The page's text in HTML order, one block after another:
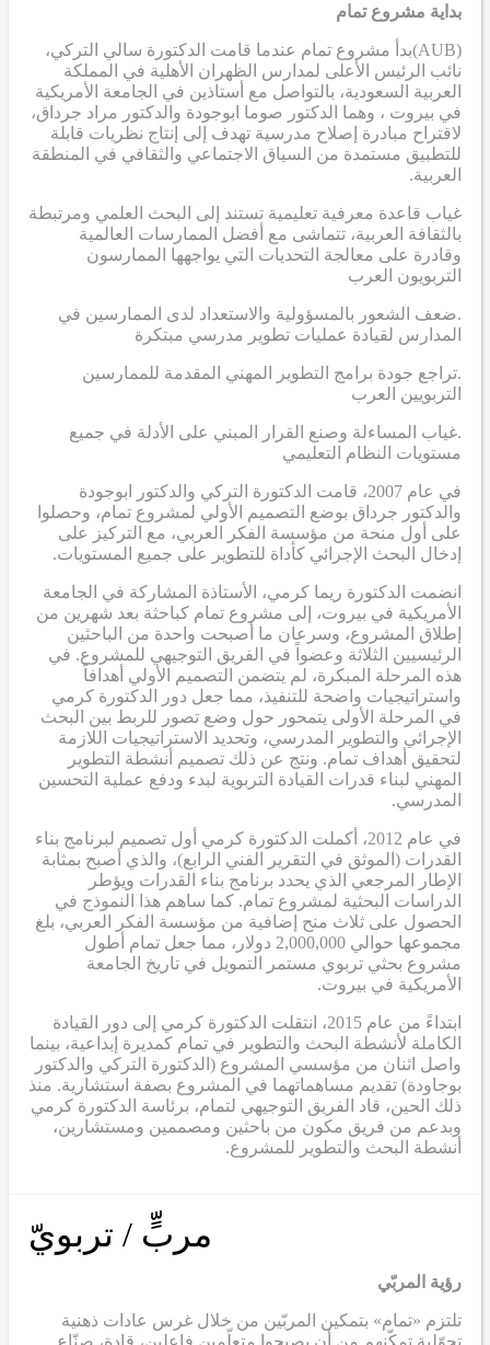
بداية مشروع تمام
(AUB)
بدأ مشروع تمام عندما قامت الدكتورة سالي التركي،
نائب الرئيس الأعلى لمدارس الظهران الأهلية في المملكة
العربية السعودية، بالتواصل مع أستاذين في الجامعة الأمريكية
في بيروت ، وهما الدكتور صوما ابوجودة والدكتور مراد جرداق،
لاقتراح مبادرة إصلاح مدرسية تهدف إلى إنتاج نظريات قابلة
للتطبيق مستمدة من السياق الاجتماعي والثقافي في المنطقة
العربية.
غياب قاعدة معرفية تعليمية تستند إلى البحث العلمي ومرتبطة
بالثقافة العربية، تتماشى مع أفضل الممارسات العالمية
وقادرة على معالجة التحديات التي يواجهها الممارسون
التربويون العرب
.ضعف الشعور بالمسؤولية والاستعداد لدى الممارسين في
المدارس لقيادة عمليات تطوير مدرسي مبتكرة
.تراجع جودة برامج التطوير المهني المقدمة للممارسين
التربويين العرب
.غياب المساءلة وصنع القرار المبني على الأدلة في جميع
مستويات النظام التعليمي
في عام 2007، قامت الدكتورة التركي والدكتور ابوجودة
والدكتور جرداق بوضع التصميم الأولي لمشروع تمام، وحصلوا
على أول منحة من مؤسسة الفكر العربي، مع التركيز على
إدخال البحث الإجرائي كأداة للتطوير على جميع المستويات.
انضمت الدكتورة ريما كرمي، الأستاذة المشاركة في الجامعة
الأمريكية في بيروت، إلى مشروع تمام كباحثة بعد شهرين من
إطلاق المشروع، وسرعان ما أصبحت واحدة من الباحثين
الرئيسيين الثلاثة وعضواً في الفريق التوجيهي للمشروع. في
هذه المرحلة المبكرة، لم يتضمن التصميم الأولي أهدافاً
واستراتيجيات واضحة للتنفيذ، مما جعل دور الدكتورة كرمي
في المرحلة الأولى يتمحور حول وضع تصور للربط بين البحث
الإجرائي والتطوير المدرسي، وتحديد الاستراتيجيات اللازمة
لتحقيق أهداف تمام. ونتج عن ذلك تصميم أنشطة التطوير
المهني لبناء قدرات القيادة التربوية لبدء ودفع عملية التحسين
المدرسي.
في عام 2012، أكملت الدكتورة كرمي أول تصميم لبرنامج بناء
القدرات (الموثق في التقرير الفني الرابع)، والذي أصبح بمثابة
الإطار المرجعي الذي يحدد برنامج بناء القدرات ويؤطر
الدراسات البحثية لمشروع تمام. كما ساهم هذا النموذج في
الحصول على ثلاث منح إضافية من مؤسسة الفكر العربي، بلغ
مجموعها حوالي 2,000,000 دولار، مما جعل تمام أطول
مشروع بحثي تربوي مستمر التمويل في تاريخ الجامعة
الأمريكية في بيروت.
ابتداءً من عام 2015، انتقلت الدكتورة كرمي إلى دور القيادة
الكاملة لأنشطة البحث والتطوير في تمام كمديرة إبداعية، بينما
واصل اثنان من مؤسسي المشروع (الدكتورة التركي والدكتور
بوجاودة) تقديم مساهماتهما في المشروع بصفة استشارية. منذ
ذلك الحين، قاد الفريق التوجيهي لتمام، برئاسة الدكتورة كرمي
وبدعم من فريق مكون من باحثين ومصممين ومستشارين،
أنشطة البحث والتطوير للمشروع.
مربٍّ / تربويّ
رؤية المربّي
تلتزم «تمام» بتمكين المربّين من خلال غرس عادات ذهنية
تحوّلية تمكّنهم من أن يصبحوا متعلّمين فاعلين، قادة، صنّاع